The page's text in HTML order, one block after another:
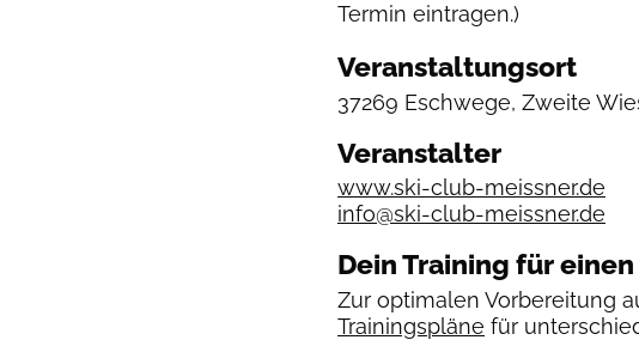
Termin eintragen.)
Veranstaltungsort
37269 Eschwege, Zweite
Veranstalter
www.ski-club-meissner.de
info@ski-club-meissner.de
Dein Training für
Zur optimalen Vorbereitung
Trainingspläne für